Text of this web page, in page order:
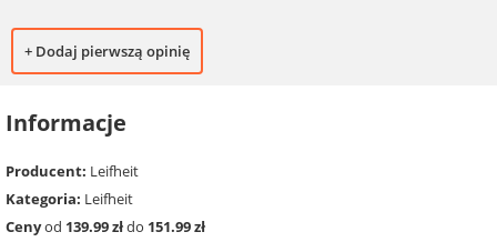
+ Dodaj pierwszą opinię
Informacje
Producent: Leifheit
Kategoria: Leifheit
Cenyod 139.99 złdo 151.99 zł